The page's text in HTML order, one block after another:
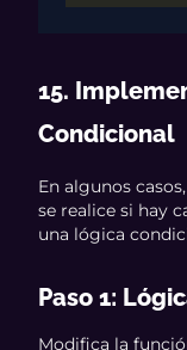
15.
Condicional
En algunos
se realice si hay
una lógica
Paso 1:
Modifica la